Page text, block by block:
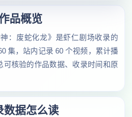
品概览
神：废蛇化龙》是虾仁剧场收录的
集，站内记录 60 个视频，累计播
可核验的作品数据、收录时间和原
数据怎么读